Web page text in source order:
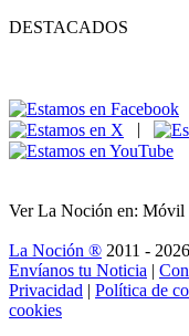
DESTACADOS
|
Ver La Noción en: Móvil
La Noción ® 2011 -
Envíanos tu Noticia |
Privacidad | Política de
cookies